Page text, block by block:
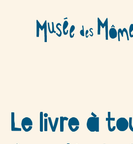
contenu
Le livre à